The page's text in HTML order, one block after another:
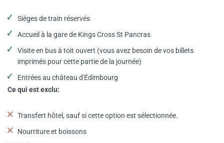
Sièges de train réservés
Accueil à la gare de Kings Cross St Pancras
Visite en bus à toit ouvert (vous avez besoin de vos billets
imprimés pour cette partie de la journée)
Entrées au château d'Édimbourg
Ce qui est exclu:
Transfert hôtel, sauf si cette option est sélectionnée.
Nourriture et boissons